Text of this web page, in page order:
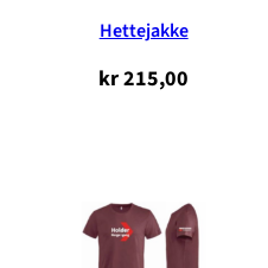
Hettejakke
kr215,00